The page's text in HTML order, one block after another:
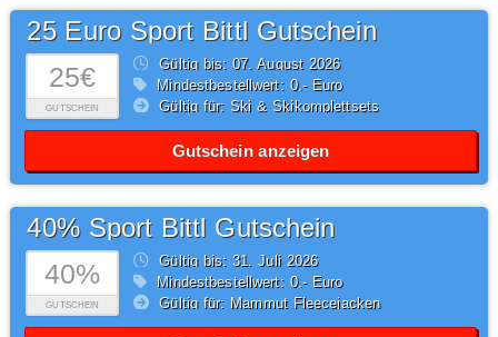
25€
GUTSCHEIN
25 Euro Sport Bittl Gutschein
Gültig bis: 07.August2026
Mindestbestellwert: 0,- Euro
Gültig für: Ski & Skikomplettsets
Gutschein anzeigen
40%
GUTSCHEIN
40% Sport Bittl Gutschein
Gültig bis: 31.Juli2026
Mindestbestellwert: 0,- Euro
Gültig für: Mammut Fleecejacken